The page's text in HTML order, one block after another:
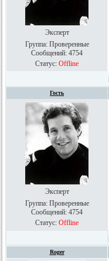
Эксперт
Группа: Проверенные
Сообщений: 4754
Статус: Offline
Гость
Эксперт
Группа: Проверенные
Сообщений: 4754
Статус: Offline
Roger